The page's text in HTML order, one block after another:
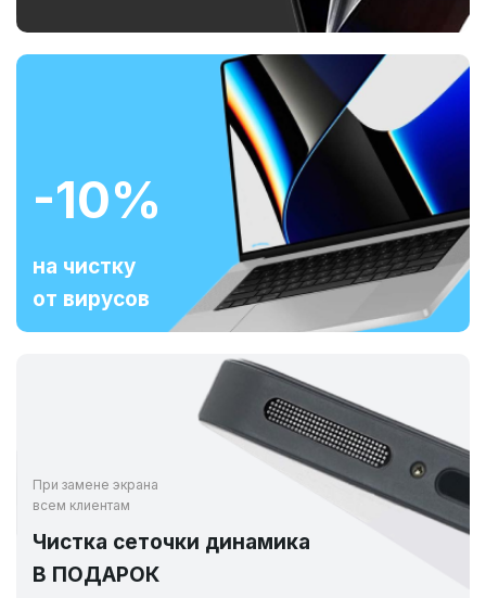
-10%
на чистку
от вирусов
При замене экрана
всем клиентам
Чистка сеточки динамика
В ПОДАРОК